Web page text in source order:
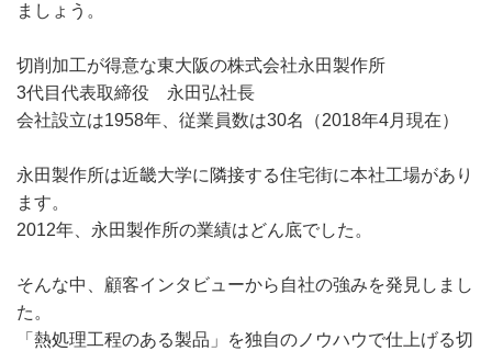
ましょう。
切削加工が得意な東大阪の株式会社永田製作所
3代目代表取締役 永田弘社長
会社設立は1958年、従業員数は30名（2018年4月現在）
永田製作所は近畿大学に隣接する住宅街に本社工場があり
ます。
2012年、永田製作所の業績はどん底でした。
そんな中、顧客インタビューから自社の強みを発見しまし
た。
「熱処理工程のある製品」を独自のノウハウで仕上げる切